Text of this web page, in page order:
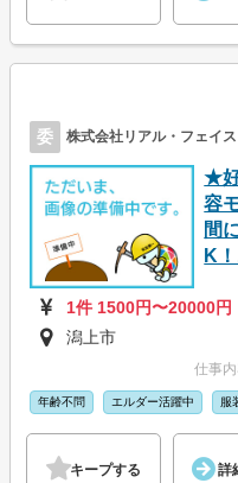
委 株式会社リアル・フェイス
★
容
間
K
1件 1500円〜20000円
潟上市
仕事
年齢不問 エルダー活躍中 服
キープする 詳